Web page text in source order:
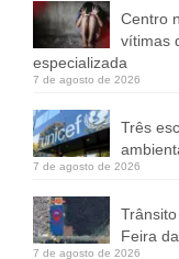
Centro
vítimas
especializada
7 de agosto de 2026
Três
7 de agosto de 2026
Feira
7 de agosto de 2026